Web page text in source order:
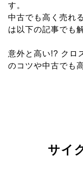
す。
中古でも高く売れ
は以下の記事でも
意外と高い!? クロ
のコツや中古でも
サイ